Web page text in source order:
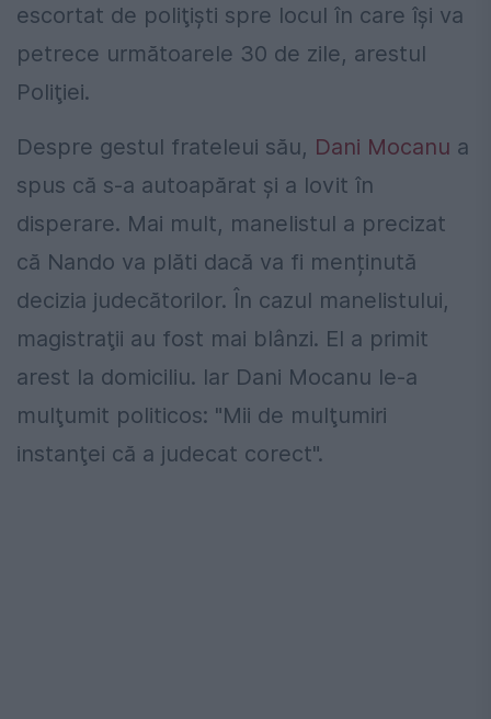
escortat de poliţişti spre locul în care îşi va
petrece următoarele 30 de zile, arestul
Poliţiei.
Despre gestul frateleui său, Dani Mocanu a
spus că s-a autoapărat și a lovit în
disperare. Mai mult, manelistul a precizat
că Nando va plăti dacă va fi menținută
decizia judecătorilor. În cazul manelistului,
magistraţii au fost mai blânzi. El a primit
arest la domiciliu. Iar Dani Mocanu le-a
mulţumit politicos: "Mii de mulţumiri
instanţei că a judecat corect".